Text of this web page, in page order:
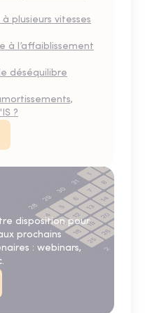
à plusieurs vitesses
à l’affaiblissement
déséquilibre
?
disposition pour
prochains
: webinars,